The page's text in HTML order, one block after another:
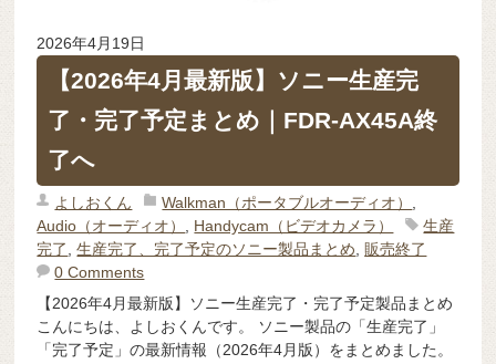
2026年4月19日
【2026年4月最新版】ソニー生産完
了・完了予定まとめ｜FDR-AX45A終
了へ
よしおくん Walkman（ポータブルオーディオ） ,
Audio（オーディオ） , Handycam（ビデオカメラ）
生産
完了,生産完了、完了予定のソニー製品まとめ,販売終了
0 Comments
【2026年4月最新版】ソニー生産完了・完了予定製品まとめ
こんにちは、よしおくんです。 ソニー製品の「生産完了」
「完了予定」の最新情報（2026年4月版）をまとめました。